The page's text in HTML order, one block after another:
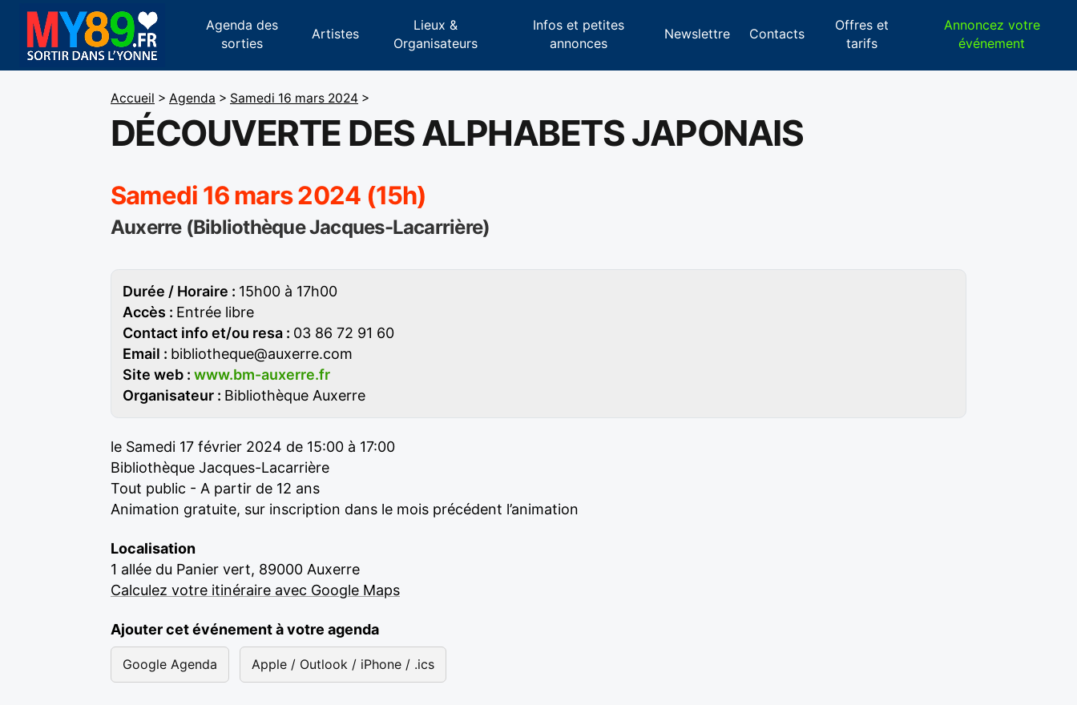
Agenda des
sorties
Artistes
Lieux &
Organisateurs
Infos et petites
annonces
Newslettre Contacts
Offres et
tarifs
Annoncez votre
événement
Accueil > Agenda > Samedi 16 mars 2024 >
DÉCOUVERTE DES ALPHABETS JAPONAIS
Samedi 16 mars 2024 (15h)
Auxerre (Bibliothèque Jacques-Lacarrière)
Durée / Horaire : 15h00 à 17h00
Accès : Entrée libre
Contact info et/ou resa : 03 86 72 91 60
Email : bibliotheque@auxerre.com
Site web : www.bm-auxerre.fr
Organisateur : Bibliothèque Auxerre
le Samedi 17 février 2024 de 15:00 à 17:00
Bibliothèque Jacques-Lacarrière
Tout public - A partir de 12 ans
Animation gratuite, sur inscription dans le mois précédent l’animation
Localisation
1 allée du Panier vert, 89000 Auxerre
Calculez votre itinéraire avec Google Maps
Ajouter cet événement à votre agenda
Google Agenda Apple / Outlook / iPhone / .ics